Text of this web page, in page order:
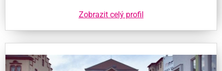
Zobrazit celý profil